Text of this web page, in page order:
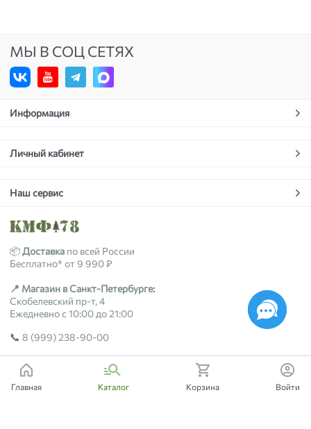
МЫ В СОЦ СЕТЯХ
Информация
Личный кабинет
Наш сервис
📦Доставка по всей России
Бесплатно* от 9 990 ₽
📍 Магазин в Санкт-Петербурге:
Скобелевский пр-т, 4
Ежедневно с 10:00 до 21:00
📞 8 (999) 238-90-00
2018-2026 © kmf78.ru
Главная Каталог Корзина Войти